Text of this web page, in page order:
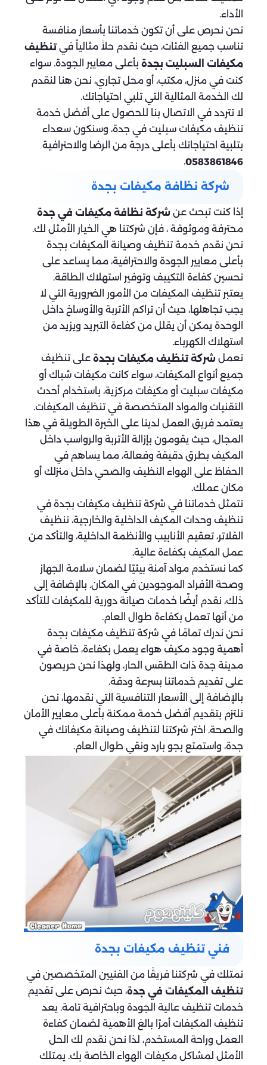
الأداء.
نحن نحرص على أن تكون خدماتنا بأسعار منافسة
تناسب جميع الفئات، حيث نقدم حلاً مثالياً في تنظيف
مكيفات السبليت بجدة بأعلى معايير الجودة. سواء
كنت في منزل، مكتب، أو محل تجاري، نحن هنا لنقدم
لك الخدمة المثالية التي تلبي احتياجاتك.
لا تتردد في الاتصال بنا للحصول على أفضل خدمة
تنظيف مكيفات سبليت في جدة، وسنكون سعداء
بتلبية احتياجاتك بأعلى درجة من الرضا والاحترافية
0583861846
.
شركة نظافة مكيفات بجدة
إذا كنت تبحث عن شركة نظافة مكيفات في جدة
محترفة وموثوقة ، فإن شركتنا هي الخيار الأمثل لك.
نحن نقدم خدمة تنظيف وصيانة المكيفات بجدة
بأعلى معايير الجودة والاحترافية، مما يساعد على
تحسين كفاءة التكييف وتوفير استهلاك الطاقة.
يعتبر تنظيف المكيفات من الأمور الضرورية التي لا
يجب تجاهلها، حيث أن تراكم الأتربة والأوساخ داخل
الوحدة يمكن أن يقلل من كفاءة التبريد ويزيد من
استهلاك الكهرباء.
تعمل شركة تنظيف مكيفات بجدة على تنظيف
جميع أنواع المكيفات، سواء كانت مكيفات شباك أو
مكيفات سبليت أو مكيفات مركزية، باستخدام أحدث
التقنيات والمواد المتخصصة في تنظيف المكيفات.
يعتمد فريق العمل لدينا على الخبرة الطويلة في هذا
المجال، حيث يقومون بإزالة الأتربة والرواسب داخل
المكيف بطرق دقيقة وفعالة، مما يساهم في
الحفاظ على الهواء النظيف والصحي داخل منزلك أو
مكان عملك.
تتمثل خدماتنا في شركة تنظيف مكيفات بجدة في
تنظيف وحدات المكيف الداخلية والخارجية، تنظيف
الفلاتر، تعقيم الأنابيب والأنظمة الداخلية، والتأكد من
عمل المكيف بكفاءة عالية.
كما نستخدم مواد آمنة بيئيًا لضمان سلامة الجهاز
وصحة الأفراد الموجودين في المكان. بالإضافة إلى
ذلك، نقدم أيضًا خدمات صيانة دورية للمكيفات للتأكد
من أنها تعمل بكفاءة طوال العام.
نحن ندرك تمامًا في شركة تنظيف مكيفات بجدة
أهمية وجود مكيف هواء يعمل بكفاءة، خاصة في
مدينة جدة ذات الطقس الحار، ولهذا نحن حريصون
على تقديم خدماتنا بسرعة ودقة.
بالإضافة إلى الأسعار التنافسية التي نقدمها، نحن
نلتزم بتقديم أفضل خدمة ممكنة بأعلى معايير الأمان
والصحة. اختر شركتنا لتنظيف وصيانة مكيفاتك في
جدة، واستمتع بجو بارد ونقي طوال العام.
فني تنظيف مكيفات بجدة
نمتلك في شركتنا فريقًا من الفنيين المتخصصين في
تنظيف المكيفات في جدة، حيث نحرص على تقديم
خدمات تنظيف عالية الجودة وباحترافية تامة. يعد
تنظيف المكيفات أمرًا بالغ الأهمية لضمان كفاءة
العمل وراحة المستخدم، لذا نحن نقدم لك الحل
الأمثل لمشاكل مكيفات الهواء الخاصة بك. يمتلك